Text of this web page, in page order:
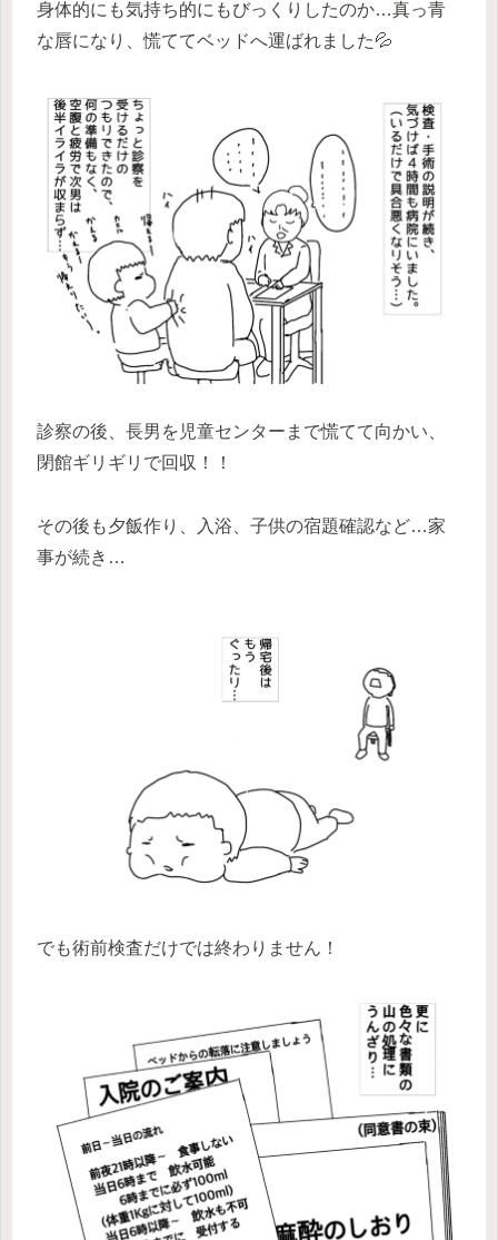
身体的にも気持ち的にもびっくりしたのか…真っ青
な唇になり、慌ててベッドへ運ばれました💦
診察の後、長男を児童センターまで慌てて向かい、
閉館ギリギリで回収！！
その後も夕飯作り、入浴、子供の宿題確認など…家
事が続き…
でも術前検査だけでは終わりません！